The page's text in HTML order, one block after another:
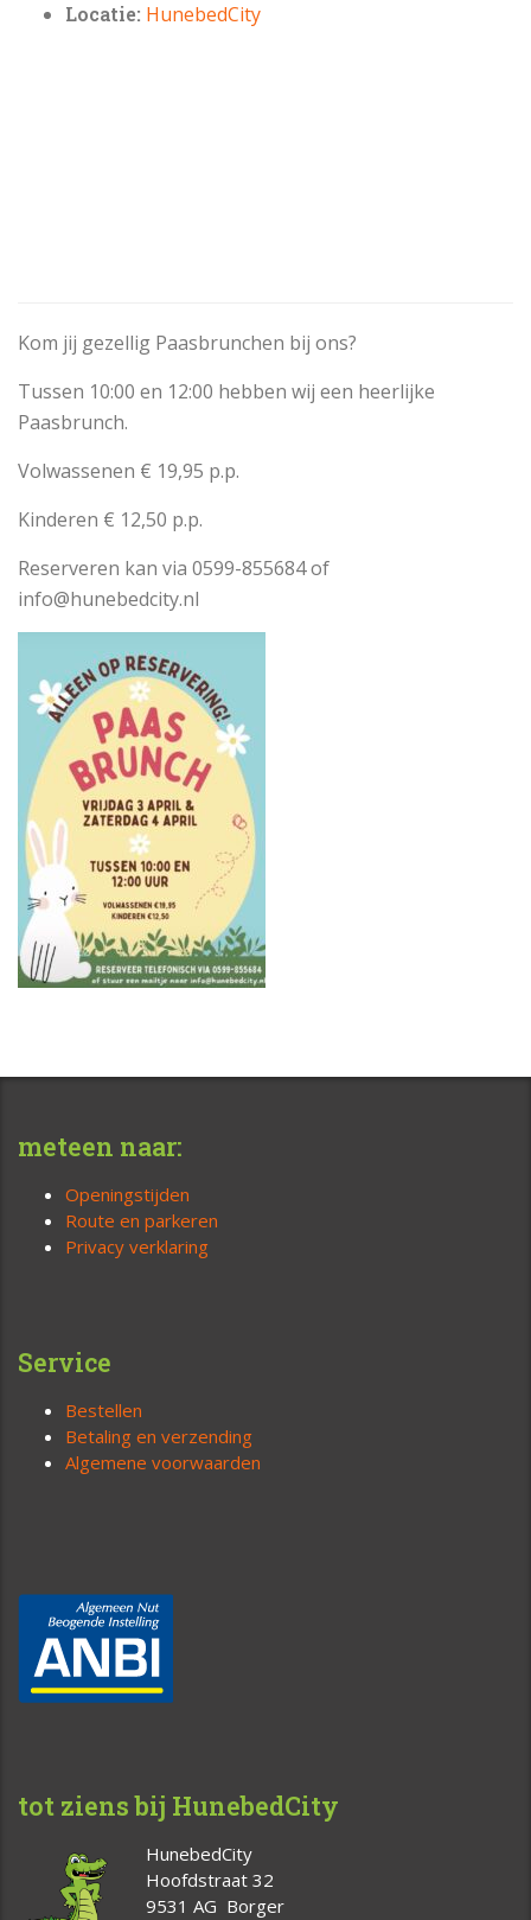
Locatie: HunebedCity
Kom jij gezellig Paasbrunchen bij ons?
Tussen 10:00 en 12:00 hebben wij een heerlijke
Paasbrunch.
Volwassenen € 19,95 p.p.
Kinderen € 12,50 p.p.
Reserveren kan via 0599-855684 of
info@hunebedcity.nl
meteen naar:
Openingstijden
Route en parkeren
Privacy verklaring
Service
Bestellen
Betaling en verzending
Algemene voorwaarden
tot ziens bij HunebedCity
HunebedCity
Hoofdstraat 32
9531 AG Borger